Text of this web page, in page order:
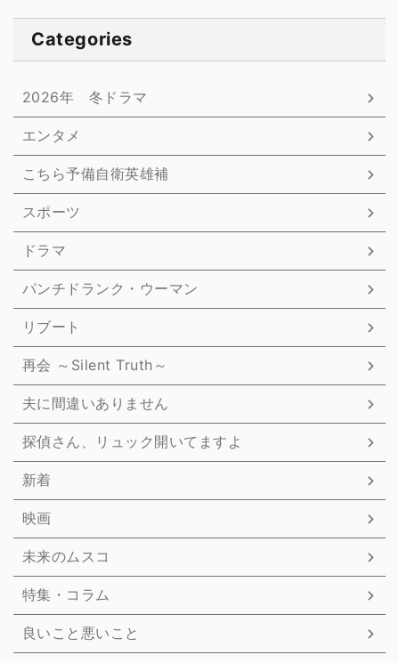
Categories
2026年 冬ドラマ
エンタメ
こちら予備自衛英雄補
スポーツ
ドラマ
パンチドランク・ウーマン
リブート
再会 ～Silent Truth～
夫に間違いありません
探偵さん、リュック開いてますよ
新着
映画
未来のムスコ
特集・コラム
良いこと悪いこと